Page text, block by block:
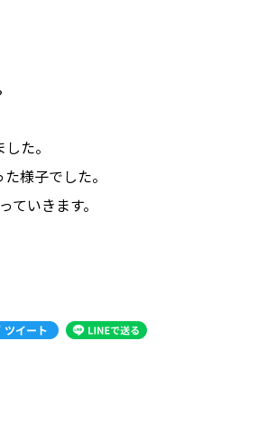
た。
様子でした。
いきます。